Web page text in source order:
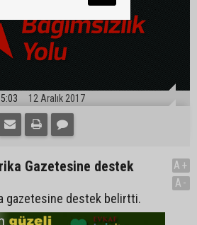
12 Aralık 2017
Gazetesine destek
gazetesine destek belirtti.
A+
A-